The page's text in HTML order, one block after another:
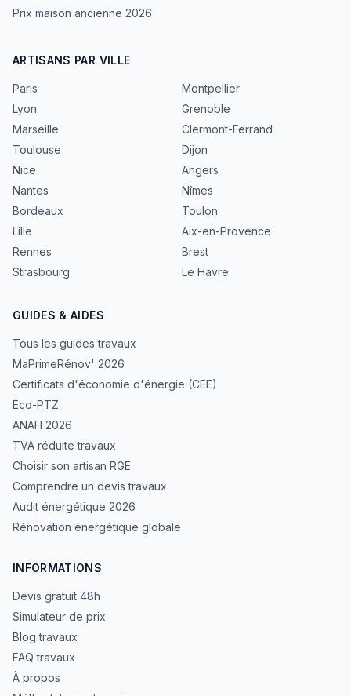
Prix maison ancienne 2026
ARTISANS PAR VILLE
Paris
Lyon
Marseille
Toulouse
Nice
Nantes
Bordeaux
Lille
Rennes
Strasbourg
Montpellier
Grenoble
Clermont-Ferrand
Dijon
Angers
Nîmes
Toulon
Aix-en-Provence
Brest
Le Havre
GUIDES & AIDES
Tous les guides travaux
MaPrimeRénov' 2026
Certificats d'économie d'énergie (CEE)
Éco-PTZ
ANAH 2026
TVA réduite travaux
Choisir son artisan RGE
Comprendre un devis travaux
Audit énergétique 2026
Rénovation énergétique globale
INFORMATIONS
Devis gratuit 48h
Simulateur de prix
Blog travaux
FAQ travaux
À propos